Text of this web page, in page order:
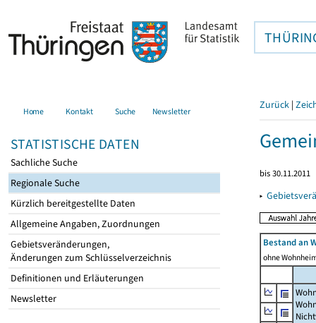
Home Kontakt Suche Newsletter
STATISTISCHE DATEN
Sachliche Suche
Regionale Suche
Kürzlich bereitgestellte Daten
Allgemeine Angaben, Zuordnungen
Gebietsveränderungen,
Änderungen zum Schlüsselverzeichnis
Definitionen und Erläuterungen
Newsletter
Zurück |
bis 30.11.2011
▸
Bestand an
ohne